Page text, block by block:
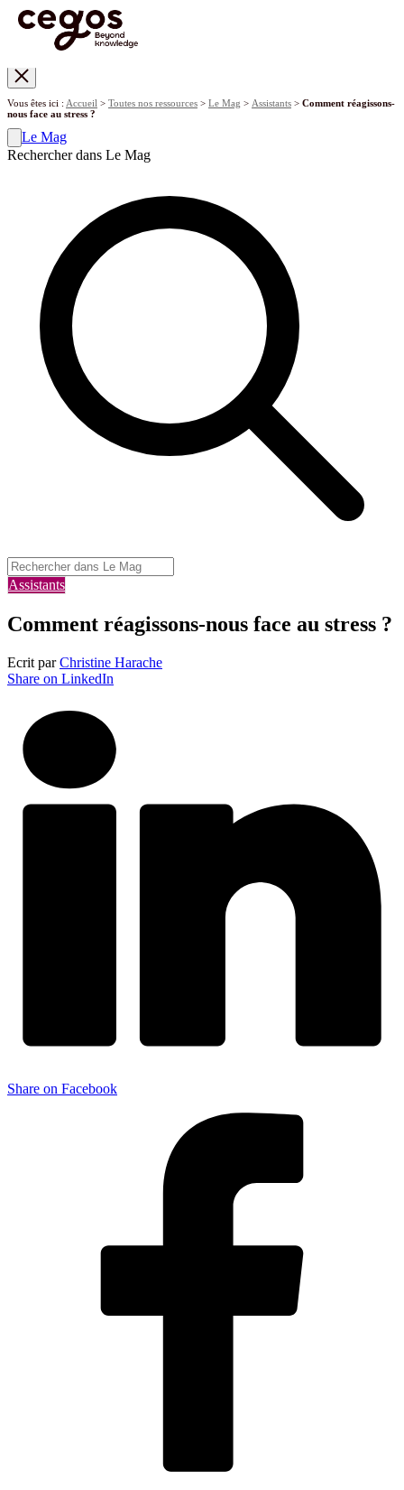
Vous êtes ici : Accueil > Toutes nos ressources > Le Mag > Assistants > Comment réagissons-
nous face au stress ?
Le Mag
Rechercher dans Le Mag
Assistants
Comment réagissons-nous face au stress ?
Ecrit parChristine Harache
Share on LinkedIn
Share on Facebook